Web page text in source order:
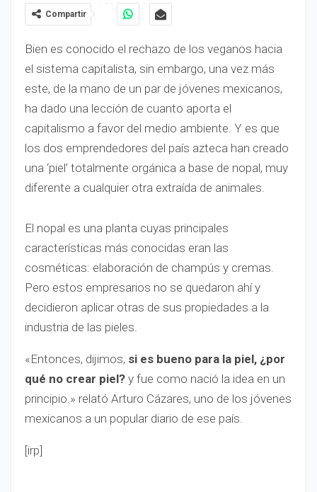
Compartir
Bien es conocido el rechazo de los veganos hacia
el sistema capitalista, sin embargo, una vez más
este, de la mano de un par de jóvenes mexicanos,
ha dado una lección de cuanto aporta el
capitalismo a favor del medio ambiente. Y es que
los dos emprendedores del país azteca han creado
una ‘piel’ totalmente orgánica a base de nopal, muy
diferente a cualquier otra extraída de animales.
El nopal es una planta cuyas principales
características más conocidas eran las
cosméticas: elaboración de champús y cremas.
Pero estos empresarios no se quedaron ahí y
decidieron aplicar otras de sus propiedades a la
industria de las pieles.
«Entonces, dijimos, si es bueno para la piel, ¿por
qué no crear piel? y fue como nació la idea en un
principio.» relató Arturo Cázares, uno de los jóvenes
mexicanos a un popular diario de ese país.
[irp]